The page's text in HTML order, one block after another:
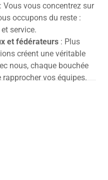
: Vous vous concentrez sur
occupons du reste :
service.
et fédérateurs : Plus
créent une véritable
nous, chaque bouchée
vos équipes.